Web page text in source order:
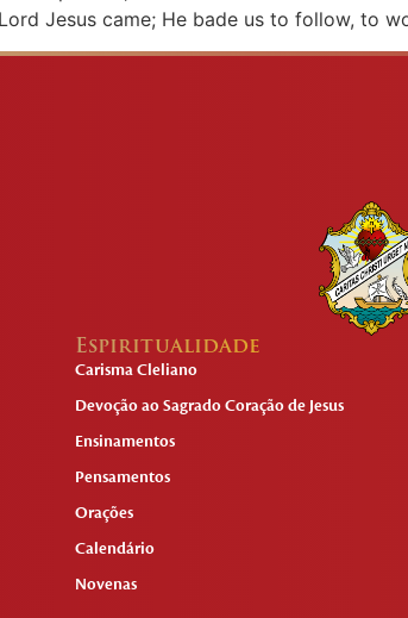
Jesus came; He bade us to follow, to
Espiritualidade
Carisma Cleliano
Devoção ao Sagrado Coração de Jesus
Ensinamentos
Pensamentos
Orações
Calendário
Novenas